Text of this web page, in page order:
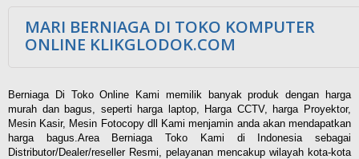
MARI BERNIAGA DI TOKO KOMPUTER
ONLINE KLIKGLODOK.COM
Berniaga Di Toko Online Kami memilik banyak produk dengan harga
murah dan bagus, seperti harga laptop, Harga CCTV, harga Proyektor,
Mesin Kasir, Mesin Fotocopy dll Kami menjamin anda akan mendapatkan
harga bagus.Area Berniaga Toko Kami di Indonesia sebagai
Distributor/Dealer/reseller Resmi, pelayanan mencakup wilayah kota-kota